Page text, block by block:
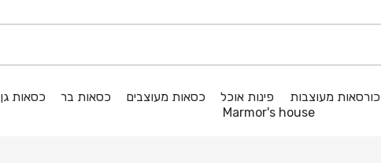
כורסאות מעוצבות פינות אוכל כסאות מעוצבים כסאות בר כסאות גן
Marmor's house